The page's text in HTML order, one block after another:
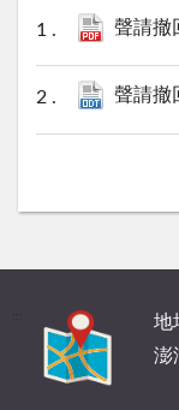
聲請撤
聲請撤
地
澎